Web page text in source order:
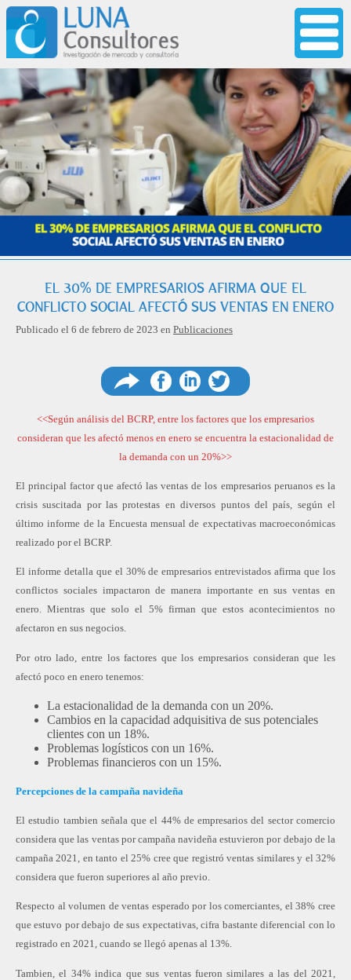
EL 30% DE EMPRESARIOS AFIRMA QUE EL
CONFLICTO SOCIAL AFECTÓ SUS VENTAS EN ENERO
Publicado el 6 de febrero de 2023 en Publicaciones
en
Facebook
en
Linkedin
en
Twitter
<<Según análisis del BCRP, entre los factores que los empresarios
consideran que les afectó menos en enero se encuentra la estacionalidad de
la demanda con un 20%>>
El principal factor que afectó las ventas de los empresarios peruanos es la
crisis suscitada por las protestas en diversos puntos del país, según el
último informe de la Encuesta mensual de expectativas macroeconómicas
realizado por el BCRP.
El informe detalla que el 30% de empresarios entrevistados afirma que los
conflictos sociales impactaron de manera importante en sus ventas en
enero. Mientras que solo el 5% firman que estos acontecimientos no
afectaron en sus negocios.
Por otro lado, entre los factores que los empresarios consideran que les
afectó poco en enero tenemos:
La estacionalidad de la demanda con un 20%.
Cambios en la capacidad adquisitiva de sus potenciales
clientes con un 18%.
Problemas logísticos con un 16%.
Problemas financieros con un 15%.
Percepciones de la campaña navideña
El estudio tambien señala que el 44% de empresarios del sector comercio
considera que las ventas por campaña navideña estuvieron por debajo de la
campaña 2021, en tanto el 25% cree que registró ventas similares y el 32%
considera que fueron superiores al año previo.
Respecto al volumen de ventas esperado por los comerciantes, el 38% cree
que estuvo por debajo de sus expectativas, cifra bastante diferencial con lo
registrado en 2021, cuando se llegó apenas al 13%.
Tambien, el 34% indica que sus ventas fueron similares a las del 2021,